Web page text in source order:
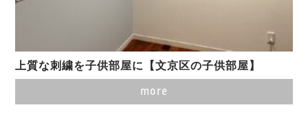
上質な刺繍を子供部屋に【文京区の子供部屋】
more